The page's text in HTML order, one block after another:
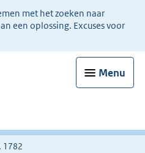
met het zoeken naar
een oplossing. Excuses voor
Menu
1782